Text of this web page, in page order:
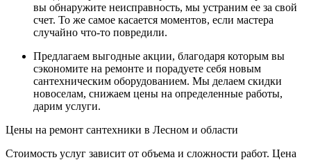
вы обнаружите неисправность, мы устраним ее за свой
счет. То же самое касается моментов, если мастера
случайно что-то повредили.
Предлагаем выгодные акции, благодаря которым вы
сэкономите на ремонте и порадуете себя новым
сантехническим оборудованием. Мы делаем скидки
новоселам, снижаем цены на определенные работы,
дарим услуги.
Цены на ремонт сантехники в Лесном и области
Стоимость услуг зависит от объема и сложности работ. Цена